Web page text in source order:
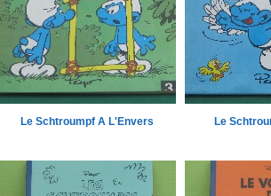
Le Schtroumpf A L'Envers Le